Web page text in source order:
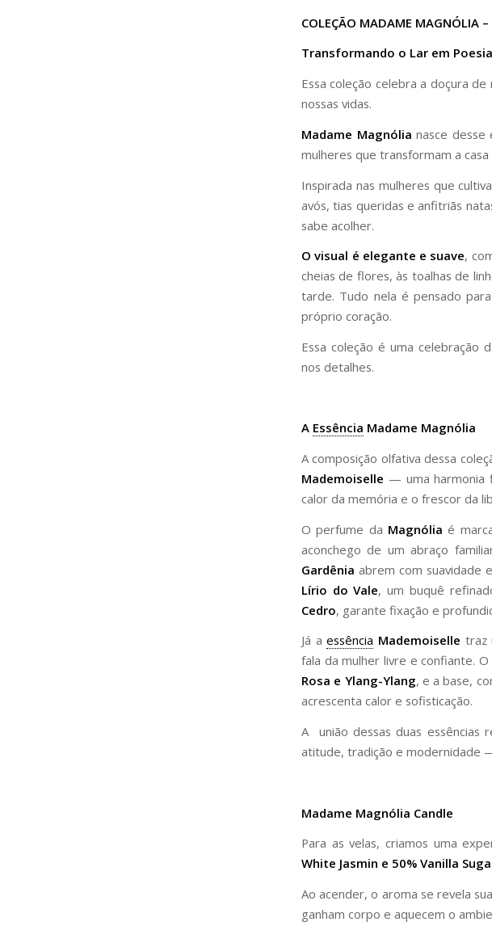
COLEÇÃO MADAME MAGNÓLIA
Transformando o Lar em Poesia
Essa coleção celebra a doçura
nossas vidas.
Madame Magnólia nasce
mulheres que transformam a
Inspirada nas mulheres que
avós, tias queridas e anfitriãs
sabe acolher.
O visual é elegante e suave,
cheias de flores, às toalhas de
tarde. Tudo nela é pensado
próprio coração.
Essa coleção é uma celebração
nos detalhes.
A Essência Madame Magnólia
A composição olfativa dessa
Mademoiselle — uma harmonia
calor da memória e o frescor da
O perfume da Magnólia é
aconchego de um abraço
Gardênia abrem com suavidade
Lírio do Vale, um buquê
Cedro, garante fixação e
Já aessência Mademoiselle traz
fala da mulher livre e confiante.
Rosa e Ylang-Ylang, e a base,
acrescenta calor e sofisticação.
A união dessas duas essências
atitude, tradição e modernidade
Madame Magnólia Candle
Para as velas, criamos uma
White Jasmin e 50% Vanilla
Ao acender, o aroma se revela
ganham corpo e aquecem o